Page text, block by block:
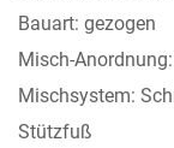
Bauart: gezogen
Misch-
Mischsystem:
Stützfuß